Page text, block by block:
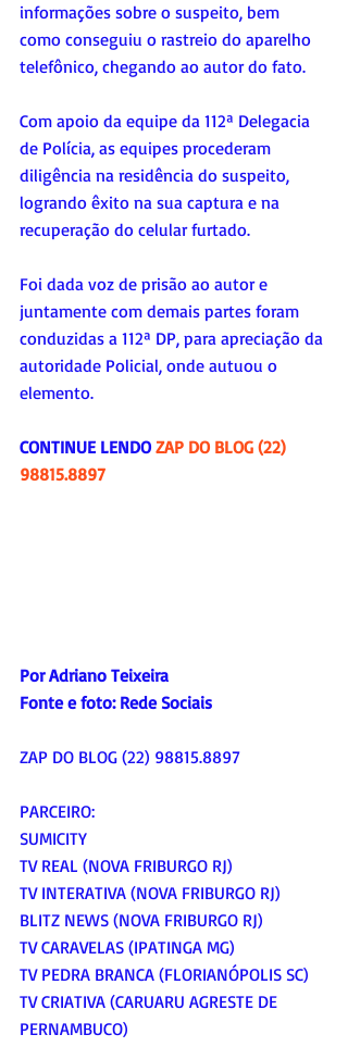
informações sobre o suspeito, bem
como conseguiu o rastreio do aparelho
telefônico, chegando ao autor do fato.
Com apoio da equipe da 112ª Delegacia
de Polícia, as equipes procederam
diligência na residência do suspeito,
logrando êxito na sua captura e na
recuperação do celular furtado.
Foi dada voz de prisão ao autor e
juntamente com demais partes foram
conduzidas a 112ª DP, para apreciação da
autoridade Policial, onde autuou o
elemento.
CONTINUE LENDO ZAP DO BLOG (22)
98815.8897
Por Adriano Teixeira
Fonte e foto: Rede Sociais
ZAP DO BLOG (22) 98815.8897
PARCEIRO:
SUMICITY
TV REAL (NOVA FRIBURGO RJ)
TV INTERATIVA (NOVA FRIBURGO RJ)
BLITZ NEWS (NOVA FRIBURGO RJ)
TV CARAVELAS (IPATINGA MG)
TV PEDRA BRANCA (FLORIANÓPOLIS SC)
TV CRIATIVA (CARUARU AGRESTE DE
PERNAMBUCO)